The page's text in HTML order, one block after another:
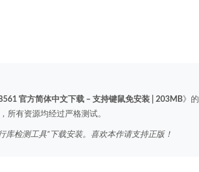
官方简体中文下载 – 支持键鼠免安装 | 203MB》
所有资源均经过严格测试。
检测工具”下载安装。喜欢本作请支持正版！